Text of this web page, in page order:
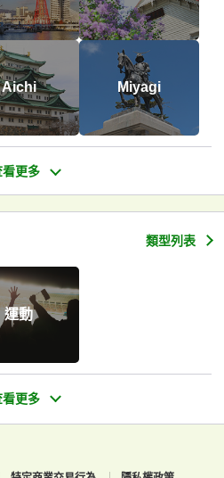
Aichi Miyagi
類型列表
運動